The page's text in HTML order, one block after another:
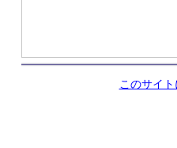
このサイ